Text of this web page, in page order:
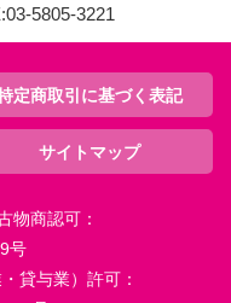
5805-3221
定商取引に基づく表記
サイトマップ
物商認可：
号
貸与業）許可：